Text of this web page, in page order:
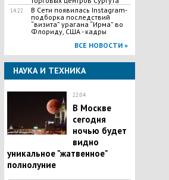
14:22
В Сети появилась Іnstagram-
подборка последствий
“визита” урагана “Ирма” во
Флориду, США - кадры
ВСЕ НОВОСТИ »
НАУКА И ТЕХНИКА
22:04
​В Москве
сегодня
ночью будет
видно
уникальное "жатвенное"
полнолуние